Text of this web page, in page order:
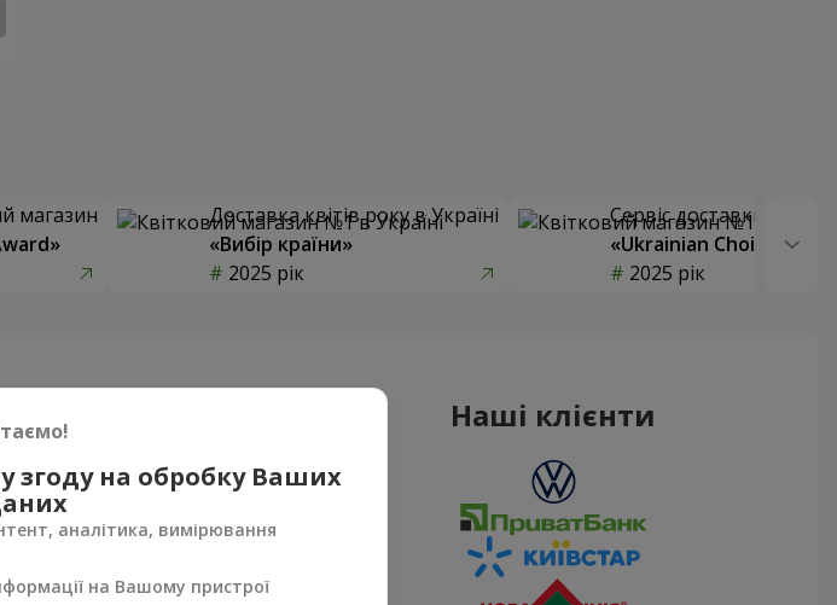
магазин
Доставка квітів року в Україні
«Вибір країни»
2025 рік
Сервіс доставки квітів
«Ukrainian Choice»
2025 рік
Наші клієнти
згоду на обробку Ваших
аналітика, вимірювання
на Вашому пристрої